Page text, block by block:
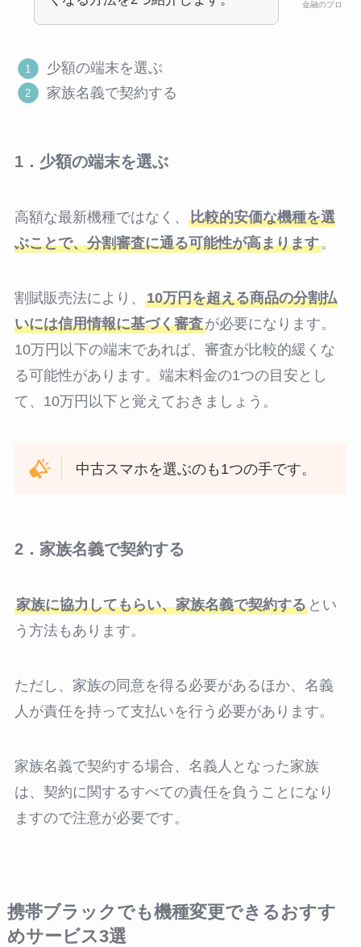
金融のプロ
少額の端末を選ぶ
家族名義で契約する
1．少額の端末を選ぶ
高額な最新機種ではなく、 比較的安価な機種を選
ぶことで、分割審査に通る可能性が高まります。
割賦販売法により、 10万円を超える商品の分割払
いには信用情報に基づく審査が必要になります。
10万円以下の端末であれば、審査が比較的緩くな
る可能性があります。端末料金の1つの目安とし
て、10万円以下と覚えておきましょう。
中古スマホを選ぶのも1つの手です。
2．家族名義で契約する
家族に協力してもらい、家族名義で契約するとい
う方法もあります。
ただし、家族の同意を得る必要があるほか、名義
人が責任を持って支払いを行う必要があります。
家族名義で契約する場合、名義人となった家族
は、契約に関するすべての責任を負うことになり
ますので注意が必要です。
携帯ブラックでも機種変更できるおすす
めサービス3選